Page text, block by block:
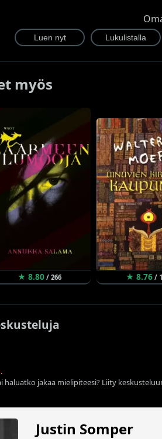
myös
★ 8.80 / 266 ★ 8.76 /
haluatko jakaa mielipiteesi? Liity
Justin Somper